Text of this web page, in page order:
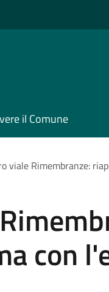
il Comune
viale Rimembranze:
con